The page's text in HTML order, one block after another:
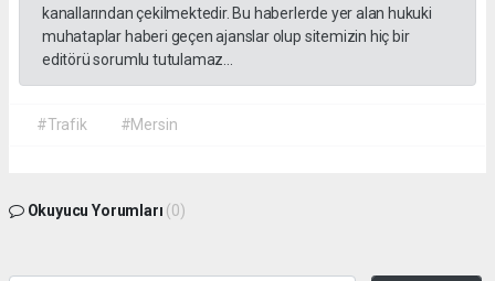
kanallarından çekilmektedir. Bu haberlerde yer alan hukuki
muhataplar haberi geçen ajanslar olup sitemizin hiç bir
editörü sorumlu tutulamaz...
#Trafik #Mersin
Okuyucu Yorumları (0)